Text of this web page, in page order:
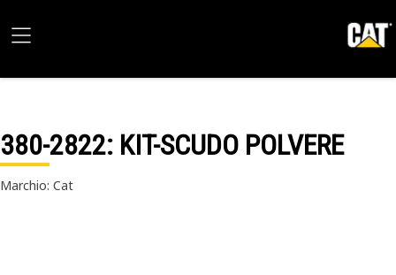
380-2822: KIT-SCUDO POLVERE
Marchio: Cat